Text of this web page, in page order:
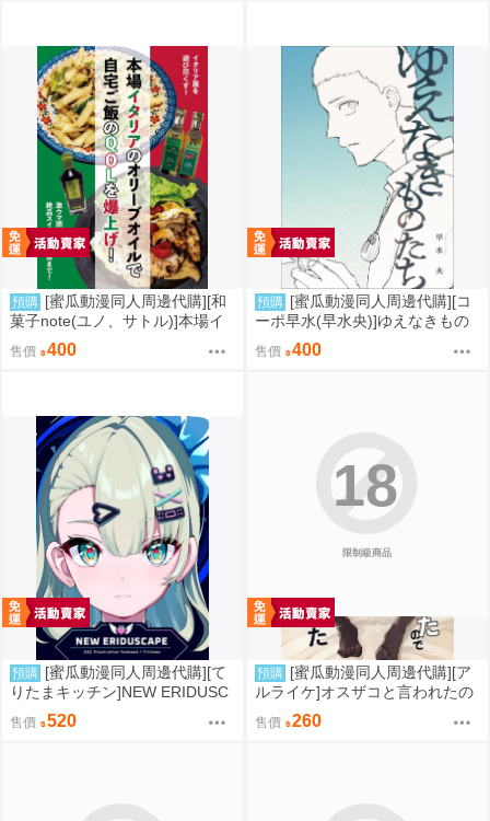
預購 [蜜瓜動漫同人周邊代購][和
菓子note(ユノ、サトル)]本場イ
タリアのオリーブオイルで自宅
ご飯のQOLを爆上げ!(同人誌)
售價 400
預購 [蜜瓜動漫同人周邊代購][コ
ーポ早水(早水央)]ゆえなきもの
たち(同人誌)
售價 400
預購 [蜜瓜動漫同人周邊代購][て
りたまキッチン]NEW ERIDUSC
APE(絕區零)(同人誌)
售價 520
限制級商品
18
預購 [蜜瓜動漫同人周邊代購][ア
ルライケ]オスザコと言われたの
で俺の本気でわからせてみた(同
人誌)
售價 260